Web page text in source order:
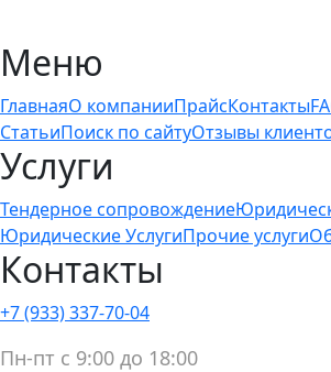
Меню
ГлавнаяО компанииПрайсКонтакты
СтатьиПоиск по сайтуОтзывы
Услуги
Тендерное сопровождение
Юридические УслугиПрочие услуги
Контакты
+7 (933) 337-70-04
Пн-пт с 9:00 до 18:00